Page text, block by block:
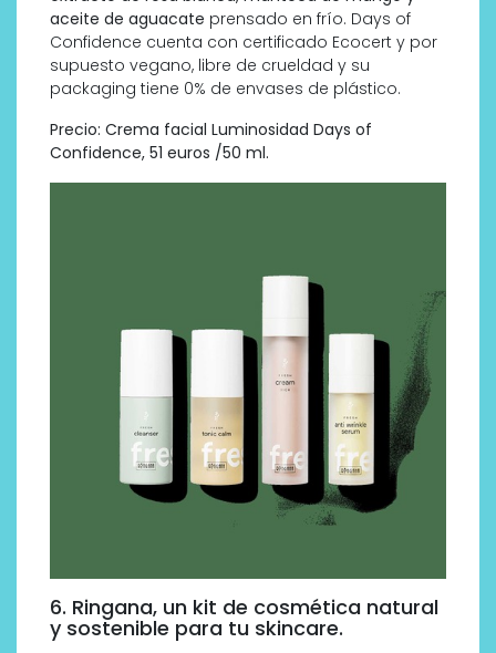
aceite de aguacate prensado en frío. Days of
Confidence cuenta con certificado Ecocert y por
supuesto vegano, libre de crueldad y su
packaging tiene 0% de envases de plástico.
Precio: Crema facial Luminosidad Days of
Confidence, 51 euros /50 ml.
6. Ringana, un kit de cosmética natural
y sostenible para tu skincare.